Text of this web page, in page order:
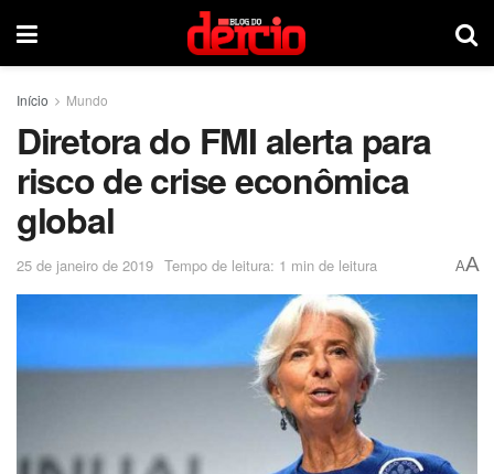
Início Mundo
Diretora do FMI alerta para
risco de crise econômica
global
25 de janeiro de 2019 Tempo de leitura: 1 min de leitura AA